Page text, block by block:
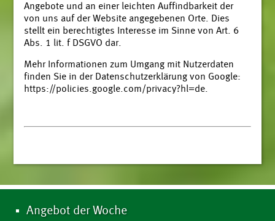
Angebote und an einer leichten Auffindbarkeit der
von uns auf der Website angegebenen Orte. Dies
stellt ein berechtigtes Interesse im Sinne von Art. 6
Abs. 1 lit. f DSGVO dar.
Mehr Informationen zum Umgang mit Nutzerdaten
finden Sie in der Datenschutzerklärung von Google:
https://policies.google.com/privacy?hl=de.
Angebot der Woche